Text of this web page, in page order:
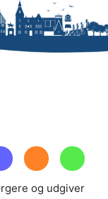
og udgiver